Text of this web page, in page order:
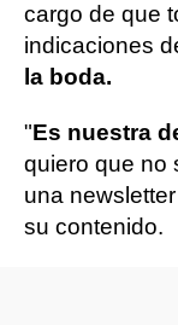
cargo de que
indicaciones
la boda.
"Es nuestra
quiero que no
una
su contenido.